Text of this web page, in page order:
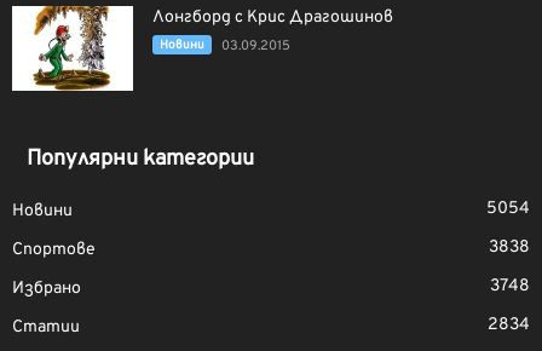
Лонгборд с Крис Драгошинов
Новини 03.09.2015
Популярни категории
Новини
5054
Спортове
3838
Избрано
3748
Статии
2834